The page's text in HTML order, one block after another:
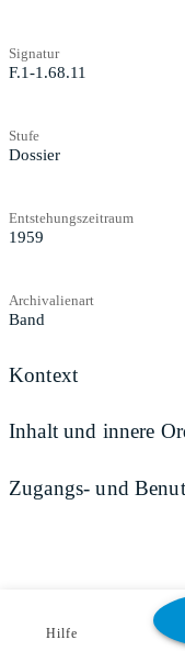
Signatur
F.1-1.68.11
Stufe
Dossier
Entstehungszeitraum
1959
Archivalienart
Band
Kontext
Inhalt und innere
Zugangs- und
Hilfe